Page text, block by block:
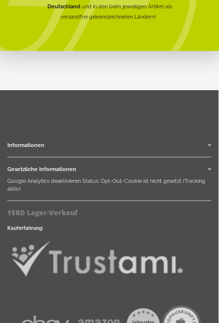
Deutschlandund in den beim jeweiligen Artikel als
versandfrei gekennzeichneten Ländern!
Informationen
Gesetzliche Informationen
Google Analytics deaktivieren Status: Opt-Out-Cookie ist nicht gesetzt (Tracking
aktiv)
YERD Lager-Verkauf
Kauferfahrung: